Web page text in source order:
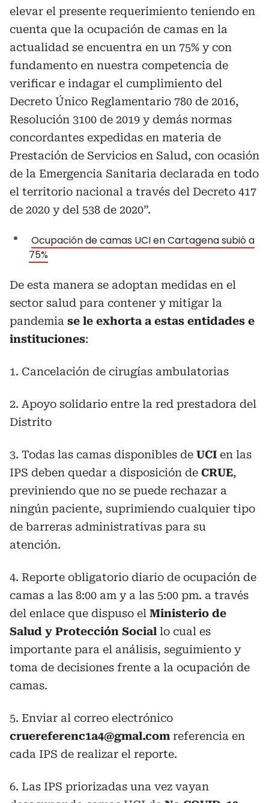
elevar el presente requerimiento teniendo en
cuenta que la ocupación de camas en la
actualidad se encuentra en un 75% y con
fundamento en nuestra competencia de
verificar e indagar el cumplimiento del
Decreto Único Reglamentario 780 de 2016,
Resolución 3100 de 2019 y demás normas
concordantes expedidas en materia de
Prestación de Servicios en Salud, con ocasión
de la Emergencia Sanitaria declarada en todo
el territorio nacional a través del Decreto 417
de 2020 y del 538 de 2020”.
Ocupación de camas UCI en Cartagena subió a
75%
De esta manera se adoptan medidas en el
sector salud para contener y mitigar la
pandemia se le exhorta a estas entidades e
instituciones:
1. Cancelación de cirugías ambulatorias
2. Apoyo solidario entre la red prestadora del
Distrito
3. Todas las camas disponibles de UCI en las
IPS deben quedar a disposición de CRUE,
previniendo que no se puede rechazar a
ningún paciente, suprimiendo cualquier tipo
de barreras administrativas para su
atención.
4. Reporte obligatorio diario de ocupación de
camas a las 8:00 am y a las 5:00 pm. a través
del enlace que dispuso el Ministerio de
Salud y Protección Social lo cual es
importante para el análisis, seguimiento y
toma de decisiones frente a la ocupación de
camas.
5. Enviar al correo electrónico
cruereferenc1a4@gmal.com referencia en
cada IPS de realizar el reporte.
6. Las IPS priorizadas una vez vayan